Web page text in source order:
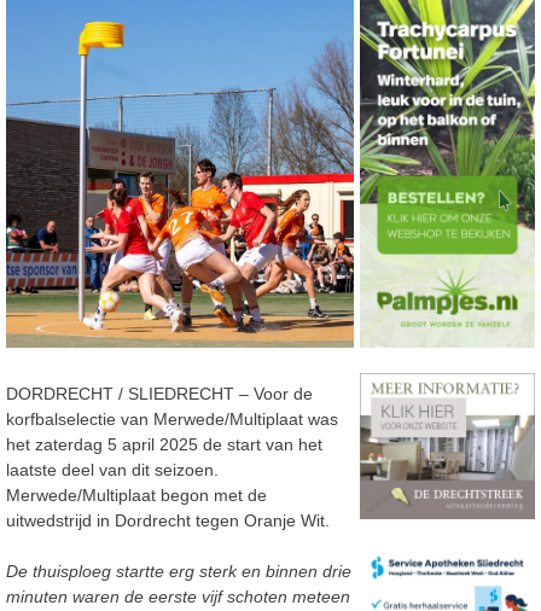
DORDRECHT / SLIEDRECHT – Voor de
korfbalselectie van Merwede/Multiplaat was
het zaterdag 5 april 2025 de start van het
laatste deel van dit seizoen.
Merwede/Multiplaat begon met de
uitwedstrijd in Dordrecht tegen Oranje Wit.
De thuisploeg startte erg sterk en binnen drie
minuten waren de eerste vijf schoten meteen